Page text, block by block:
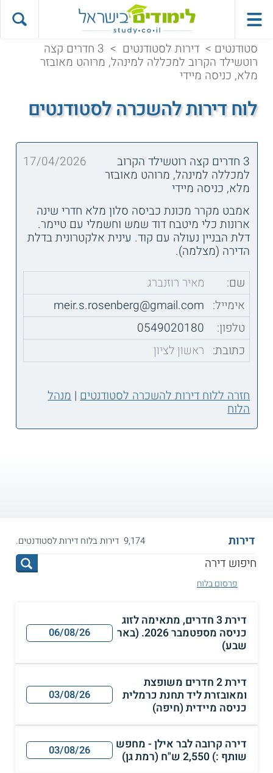
סטודנטים > דירות לסטודנטים > 3 חדרים קצה
רוטשילד הקרוב למכללה למינהל, מרוהט מאובזר
מלא, כניסה מיידי
לוח דירות להשכרה לסטודנטים
3 חדרים קצה רוטשילד הקרוב
למכללה למינהל, מרוהט מאובזר
מלא, כניסה מיידי
17/04/2026
אמבט מקרר מכונת כביסה סלון מלא חדרי שינה
ארונות כלי מיטבח דוד שמש וחשמלי עם טיימר.
דלת הבניין נעולה עם קוד. עינית אלקטרונית בדלת
הדירה (מצלמה).
שם:
מאיר רוזנברג
אימייל: meir.s.rosenberg@gmail.com
טלפון:
0549020180
כתובת: ראשון לציון
חזרה ללוח דירות להשכרה לסטודנטים|מנהל
הלוח
דירות 9,174 דירות בלוח דירות לסטודנטים.
פרסום בלוח
דירת 3 חדרים, מתאימה לזוג
כניסה מספטמבר 2026. (באר
שבע)
06/08/26
דירת 2 חדרים משופצת
ומאובזרת ליד תחנת כרמלית
כניסה מיידית (חיפה)
03/08/26
דירה קרובה לבר אילן - מחפש
שותף :) 2,550 ש"ח (רמת גן)
03/08/26